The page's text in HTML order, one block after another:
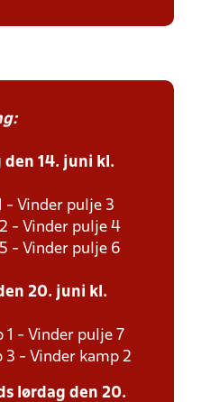
den 14. juni kl.
- Vinder pulje 3
- Vinder pulje 4
- Vinder pulje 6
20. juni kl.
1 - Vinder pulje 7
3 - Vinder kamp 2
lørdag den 20.